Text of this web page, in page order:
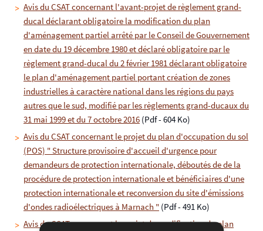
Avis du CSAT concernant l'avant-projet de règlement grand-
ducal déclarant obligatoire la modification du plan
d'aménagement partiel arrêté par le Conseil de Gouvernement
en date du 19 décembre 1980 et déclaré obligatoire par le
règlement grand-ducal du 2 février 1981 déclarant obligatoire
le plan d'aménagement partiel portant création de zones
industrielles à caractère national dans les régions du pays
autres que le sud, modifié par les règlements grand-ducaux du
31 mai 1999 et du 7 octobre 2016 (Pdf - 604 Ko)
Avis du CSAT concernant le projet du plan d'occupation du sol
(POS) " Structure provisoire d'accueil d'urgence pour
demandeurs de protection internationale, déboutés de de la
procédure de protection internationale et bénéficiaires d'une
protection internationale et reconversion du site d'émissions
d'ondes radioélectriques à Marnach " (Pdf - 491 Ko)
Avis du CSAT concernant le projet de modification du plan